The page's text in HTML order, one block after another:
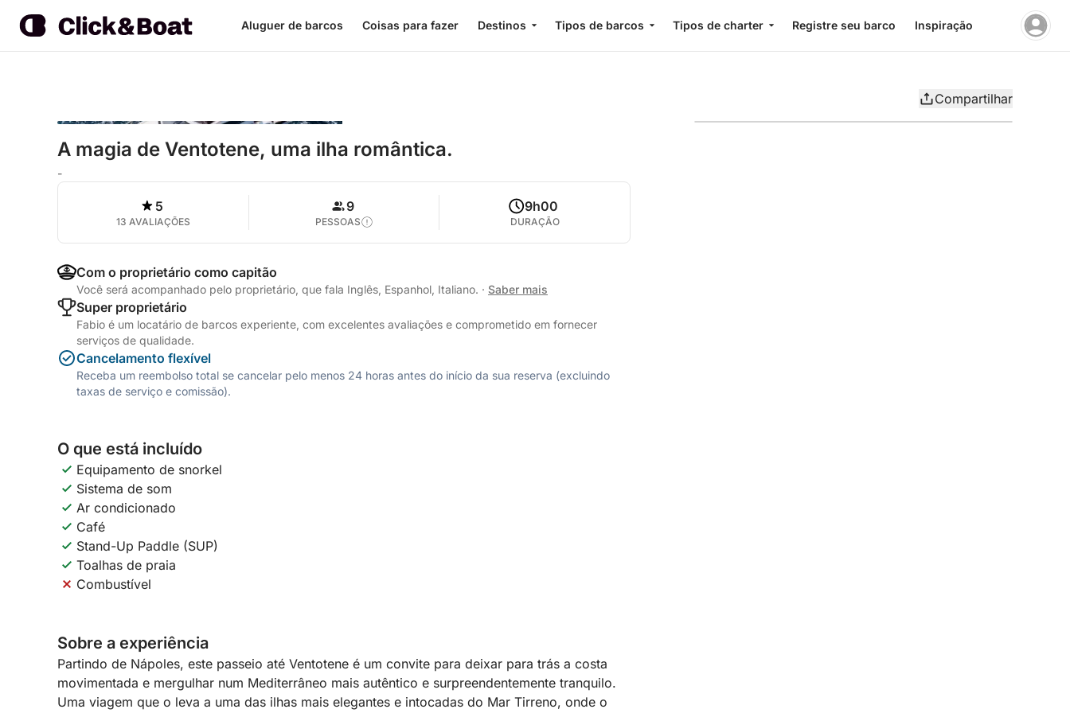
Aluguer de barcos Coisas para fazer Destinos Tipos de barcos Tipos de charter Registre seu barco Inspiração
Compartilhar
A magia de Ventotene, uma ilha romântica.
-
5
13 AVALIAÇÕES
9
PESSOAS
9h00
DURAÇÃO
Com o proprietário como capitão
Você será acompanhado pelo proprietário, que fala Inglês, Espanhol, Italiano. · Saber mais
Super proprietário
Fabio é um locatário de barcos experiente, com excelentes avaliações e comprometido em fornecer
serviços de qualidade.
Cancelamento flexível
Receba um reembolso total se cancelar pelo menos 24 horas antes do início da sua reserva (excluindo
taxas de serviço e comissão).
O que está incluído
Equipamento de snorkel
Sistema de som
Ar condicionado
Café
Stand-Up Paddle (SUP)
Toalhas de praia
Combustível
Sobre a experiência
Partindo de Nápoles, este passeio até Ventotene é um convite para deixar para trás a costa
movimentada e mergulhar num Mediterrâneo mais autêntico e surpreendentemente tranquilo.
Uma viagem que o leva a uma das ilhas mais elegantes e intocadas do Mar Tirreno, onde o